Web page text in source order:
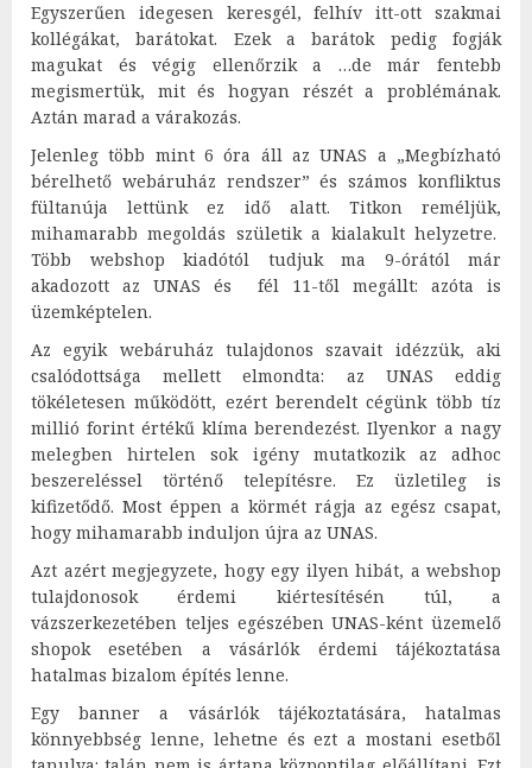
Egyszerűen idegesen keresgél, felhív itt-ott szakmai
kollégákat, barátokat. Ezek a barátok pedig fogják
magukat és végig ellenőrzik a …de már fentebb
megismertük, mit és hogyan részét a problémának.
Aztán marad a várakozás.
Jelenleg több mint 6 óra áll az UNAS a „Megbízható
bérelhető webáruház rendszer” és számos konfliktus
fültanúja lettünk ez idő alatt. Titkon reméljük,
mihamarabb megoldás születik a kialakult helyzetre.
Több webshop kiadótól tudjuk ma 9-órától már
akadozott az UNAS és fél 11-től megállt: azóta is
üzemképtelen.
Az egyik webáruház tulajdonos szavait idézzük, aki
csalódottsága mellett elmondta: az UNAS eddig
tökéletesen működött, ezért berendelt cégünk több tíz
millió forint értékű klíma berendezést. Ilyenkor a nagy
melegben hirtelen sok igény mutatkozik az adhoc
beszereléssel történő telepítésre. Ez üzletileg is
kifizetődő. Most éppen a körmét rágja az egész csapat,
hogy mihamarabb induljon újra az UNAS.
Azt azért megjegyzete, hogy egy ilyen hibát, a webshop
tulajdonosok érdemi kiértesítésén túl, a
vázszerkezetében teljes egészében UNAS-ként üzemelő
shopok esetében a vásárlók érdemi tájékoztatása
hatalmas bizalom építés lenne.
Egy banner a vásárlók tájékoztatására, hatalmas
könnyebbség lenne, lehetne és ezt a mostani esetből